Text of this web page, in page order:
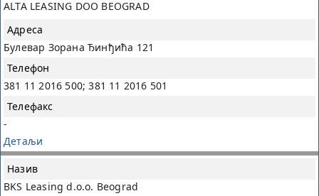
ALTA LEASING DOO BEOGRAD
Булевар Зорана Ђинђића 121
381 11 2016 500; 381 11 2016 501
-
Детаљи
BKS Leasing d.o.o. Beograd